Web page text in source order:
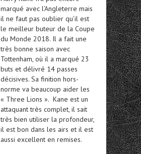
marqué avec l’Angleterre mais
il ne faut pas oublier qu’il est
le meilleur buteur de la Coupe
du Monde 2018. Il a fait une
très bonne saison avec
Tottenham, où il a marqué 23
buts et délivré 14 passes
décisives. Sa finition hors-
norme va beaucoup aider les
« Three Lions ». Kane est un
attaquant très complet, il sait
très bien utiliser la profondeur,
il est bon dans les airs et il est
aussi excellent en remises.